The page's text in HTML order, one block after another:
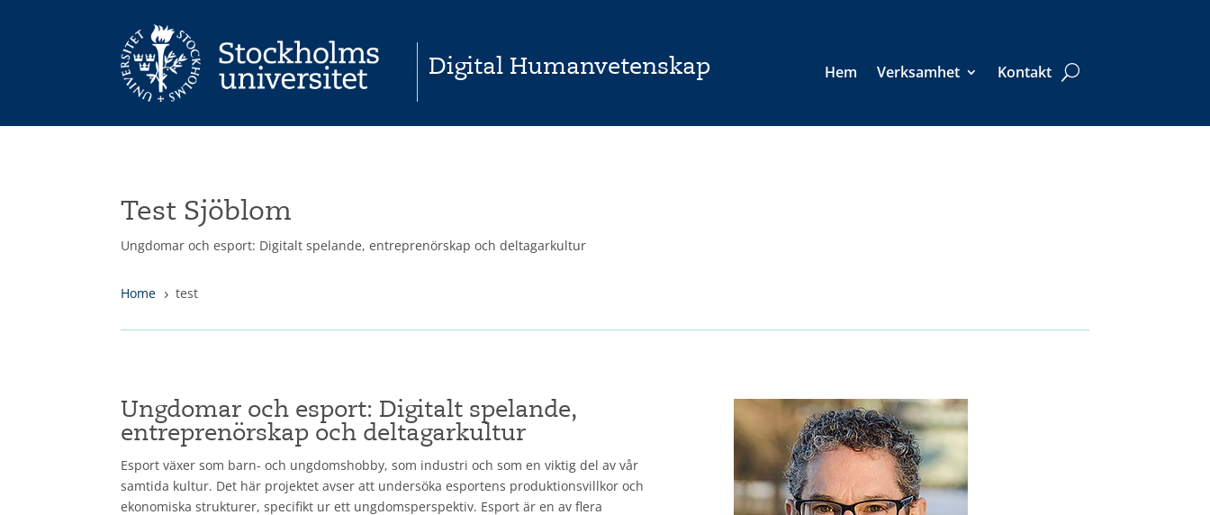
Digital Humanvetenskap Hem Verksamhet Kontakt
Test Sjöblom
Ungdomar och esport: Digitalt spelande, entreprenörskap och deltagarkultur
Home 5 test
Ungdomar och esport: Digitalt spelande,
entreprenörskap och deltagarkultur
Esport växer som barn- och ungdomshobby, som industri och som en viktig del av vår
samtida kultur. Det här projektet avser att undersöka esportens produktionsvillkor och
ekonomiska strukturer, specifikt ur ett ungdomsperspektiv. Esport är en av flera